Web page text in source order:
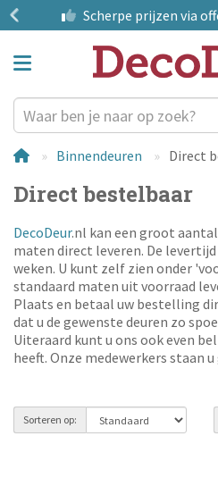
Scherpe prijzen via
Binnendeuren Direct
Direct bestelbaar
DecoDeur.nl kan een groot
maten direct leveren. De
weken. U kunt zelf zien onder
standaard maten uit voorraad
Plaats en betaal uw bestelling
dat u de gewenste deuren zo
Uiteraard kunt u ons ook even
heeft. Onze medewerkers staan
Sorteren op: